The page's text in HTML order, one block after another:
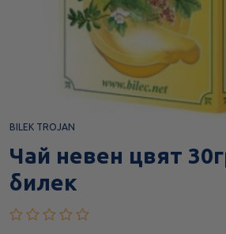
BILEK TROJAN
Чай невен цвят
билек